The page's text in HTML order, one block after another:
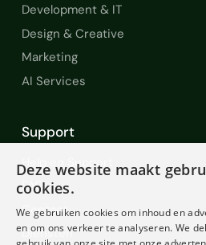
Development & IT
Design & Creative
Marketing
AI Services
Support
Help en Support
FAQ
Contact
Diensten
Deze website maakt
cookies.
We gebruiken cookies om inhoud en
en om ons verkeer te analyseren. We